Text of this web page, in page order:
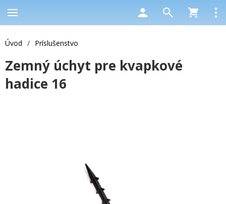
Úvod / Príslušenstvo
Zemný úchyt pre kvapkové
hadice 16